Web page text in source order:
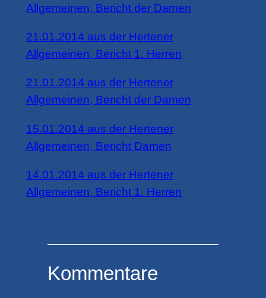
Allgemeinen, Bericht der Damen
21.01.2014 aus der Hertener
Allgemeinen, Bericht 1. Herren
21.01.2014 aus der Hertener
Allgemeinen, Bericht der Damen
15.01.2014 aus der Hertener
Allgemeinen, Bericht Damen
14.01.2014 aus der Hertener
Allgemeinen, Bericht 1. Herren
Kommentare